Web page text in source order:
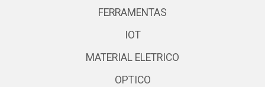
FERRAMENTAS
IOT
MATERIAL ELETRICO
OPTICO